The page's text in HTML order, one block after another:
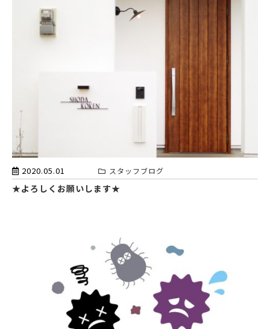
2020.05.01 スタッフブログ
★よろしくお願いします★